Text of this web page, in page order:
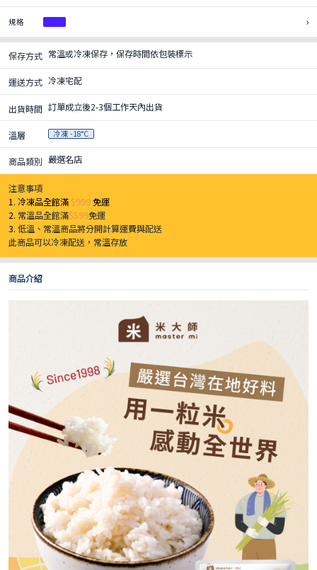
規格 ›
保存方式 常溫或冷凍保存，保存時間依包裝標示
運送方式 冷凍宅配
出貨時間 訂單成立後2-3個工作天內出貨
溫層 冷凍 -18°C
商品類別 嚴選名店
注意事項
1. 冷凍品全館滿 $999免運
2. 常溫品全館滿$599免運
3.低溫、常溫商品將分開計算運費與配送
此商品可以冷凍配送，常溫存放
商品介紹